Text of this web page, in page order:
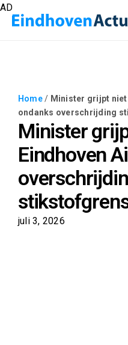
Home/ Minister grijpt
ondanks overschrijding
Minister
Eindhoven
juli 3, 2026
AD